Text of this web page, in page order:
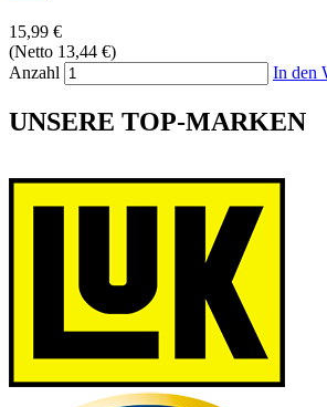
15,99 €
(Netto 13,44 €)
Anzahl
In den
UNSERE TOP-MARKEN